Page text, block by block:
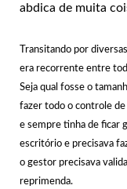
abdica de muita
Transitando por
era recorrente entre
Seja qual fosse o
fazer todo o controle
e sempre tinha de ficar
escritório e precisava
o gestor precisava
reprimenda.